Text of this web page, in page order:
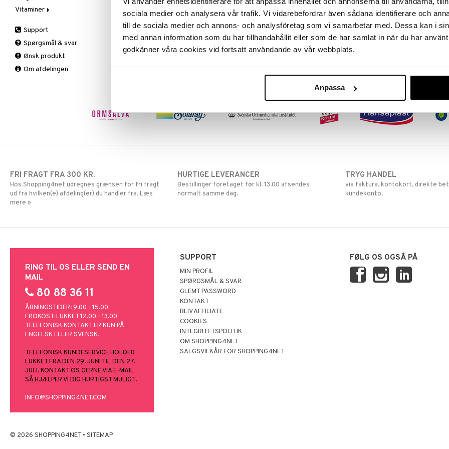
sociala medier och analysera vår trafik. Vi vidarebefordrar även sådana identifierare och
till de sociala medier och annons- och analysföretag som vi samarbetar med. Dessa kan i
med annan information som du har tillhandahållit eller som de har samlat in när du har
godkänner våra cookies vid fortsatt användande av vår webbplats.
Anpassa
Spiring
Deo
Olie
Specialprodukter
Solbeskyttelse
Brun uden sol
Læber
Solcreme
Øvrige
Skelet
Urinveje
Prostata
Æblecidereddike
Faste
Fedtforbrænding
Måltidserstatning
Øvrige
Vitaminer
Antioxidanter
B vitaminer
Børn
C vitaminer
Support
Spørgsmål & svar
Ønsk produkt
Om afdelingen
FRI FRAGT FRA 300 KR.
Hos Shopping4net udregnes grænsen for fri fragt
ud fra hvilken(e) afdeling(er) du handler fra. Læs
mere »
HURTIGE LEVERANCER
Bestillinger foretaget før kl. 13.00 afsendes
normalt samme dag.
TRYG HANDEL
via faktura, kontokort, direkte
kundekonto.
RING TIL OS ELLER SEND EN
MAIL
80 88 36 11
ÅBNINGSTIDER: 9.00 - 15.00
FROKOST-LUKKET 12.00 - 13.00
TELEFONISK KONTAKT ER KUN PÅ
ENGELSK ELLER SVENSK.
TELEFONISK KUNDESERVICE HOLDER
LUKKET FRA DEN 29. JUNI TIL DEN 27.
JULI. KONTAKT OS GERNE VIA E-MAIL
SÅ HJÆLPER VI DIG HURTIGST MULIGT.
INFO@SHOPPING4NET.COM
SUPPORT
MIN PROFIL
SPØRGSMÅL & SVAR
GLEMT PASSWORD
KONTAKT
BLIV AFFILIATE
COOKIES
INTEGRITETSPOLITIK
OM SHOPPING4NET
SALGSVILKÅR FOR SHOPPING4NET
FØLG OS OGSÅ PÅ
© 2026 SHOPPING4NET • SITEMAP